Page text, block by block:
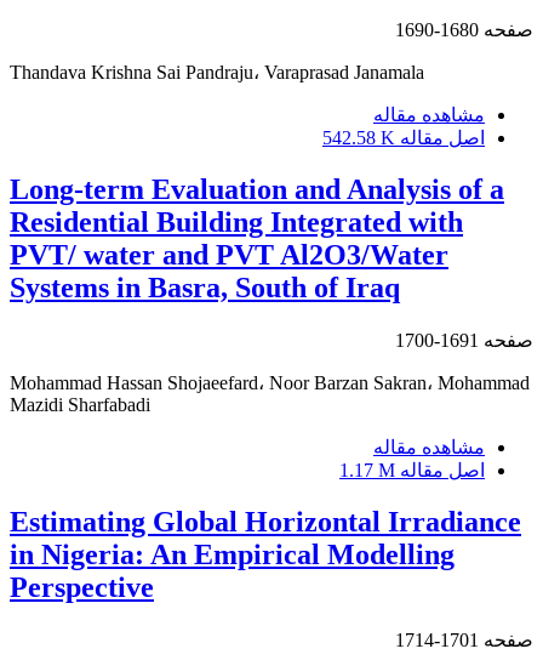
صفحه 1680-1690
Thandava Krishna Sai Pandraju، Varaprasad Janamala
مشاهده مقاله
اصل مقاله 542.58 K
Long-term Evaluation and Analysis of a
Residential Building Integrated with
PVT/ water and PVT Al2O3/Water
Systems in Basra, South of Iraq
صفحه 1691-1700
Mohammad Hassan Shojaeefard، Noor Barzan Sakran، Mohammad
Mazidi Sharfabadi
مشاهده مقاله
اصل مقاله 1.17 M
Estimating Global Horizontal Irradiance
in Nigeria: An Empirical Modelling
Perspective
صفحه 1701-1714